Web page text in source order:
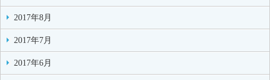
2017年8月
2017年7月
2017年6月